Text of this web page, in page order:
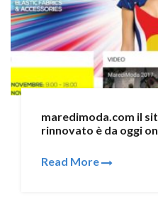
maredimoda.com il
rinnovato è da oggi
Read More